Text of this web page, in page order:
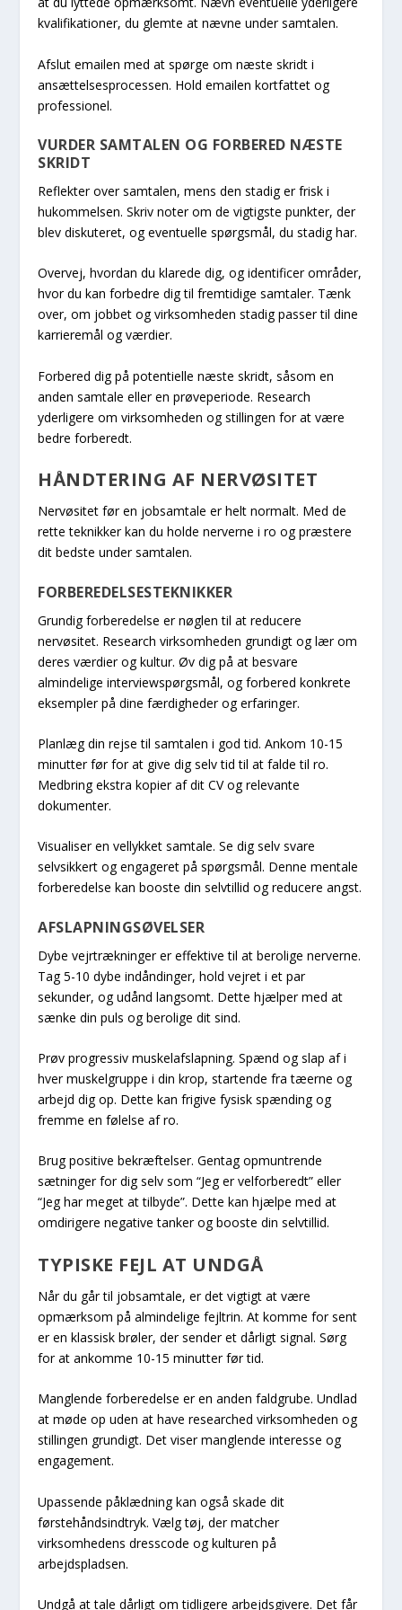
kvalifikationer, du glemte at nævne under samtalen.
Afslut emailen med at spørge om næste skridt i
ansættelsesprocessen. Hold emailen kortfattet og
professionel.
VURDER SAMTALEN OG FORBERED NÆSTE
SKRIDT
Reflekter over samtalen, mens den stadig er frisk i
hukommelsen. Skriv noter om de vigtigste punkter, der
blev diskuteret, og eventuelle spørgsmål, du stadig har.
Overvej, hvordan du klarede dig, og identificer områder,
hvor du kan forbedre dig til fremtidige samtaler. Tænk
over, om jobbet og virksomheden stadig passer til dine
karrieremål og værdier.
Forbered dig på potentielle næste skridt, såsom en
anden samtale eller en prøveperiode. Research
yderligere om virksomheden og stillingen for at være
bedre forberedt.
HÅNDTERING AF NERVØSITET
Nervøsitet før en jobsamtale er helt normalt. Med de
rette teknikker kan du holde nerverne i ro og præstere
dit bedste under samtalen.
FORBEREDELSESTEKNIKKER
Grundig forberedelse er nøglen til at reducere
nervøsitet. Research virksomheden grundigt og lær om
deres værdier og kultur. Øv dig på at besvare
almindelige interviewspørgsmål, og forbered konkrete
eksempler på dine færdigheder og erfaringer.
Planlæg din rejse til samtalen i god tid. Ankom 10-15
minutter før for at give dig selv tid til at falde til ro.
Medbring ekstra kopier af dit CV og relevante
dokumenter.
Visualiser en vellykket samtale. Se dig selv svare
selvsikkert og engageret på spørgsmål. Denne mentale
forberedelse kan booste din selvtillid og reducere angst.
AFSLAPNINGSØVELSER
Dybe vejrtrækninger er effektive til at berolige nerverne.
Tag 5-10 dybe indåndinger, hold vejret i et par
sekunder, og udånd langsomt. Dette hjælper med at
sænke din puls og berolige dit sind.
Prøv progressiv muskelafslapning. Spænd og slap af i
hver muskelgruppe i din krop, startende fra tæerne og
arbejd dig op. Dette kan frigive fysisk spænding og
fremme en følelse af ro.
Brug positive bekræftelser. Gentag opmuntrende
sætninger for dig selv som “Jeg er velforberedt” eller
“Jeg har meget at tilbyde”. Dette kan hjælpe med at
omdirigere negative tanker og booste din selvtillid.
TYPISKE FEJL AT UNDGÅ
Når du går til jobsamtale, er det vigtigt at være
opmærksom på almindelige fejltrin. At komme for sent
er en klassisk brøler, der sender et dårligt signal. Sørg
for at ankomme 10-15 minutter før tid.
Manglende forberedelse er en anden faldgrube. Undlad
at møde op uden at have researched virksomheden og
stillingen grundigt. Det viser manglende interesse og
engagement.
Upassende påklædning kan også skade dit
førstehåndsindtryk. Vælg tøj, der matcher
virksomhedens dresscode og kulturen på
arbejdspladsen.
Undgå at tale dårligt om tidligere arbejdsgivere. Det får